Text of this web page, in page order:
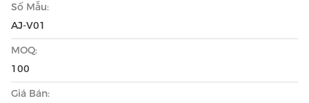
Số Mẫu:
AJ-V01
MOQ:
100
Giá Bán: